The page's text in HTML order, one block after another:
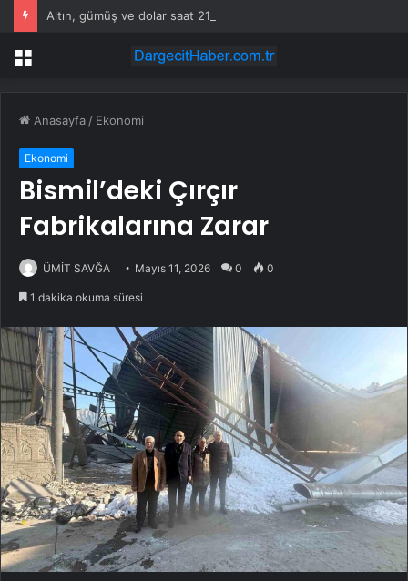
Altın, gümüş ve dolar saat 21.00’i bekliyor
Menü
Anasayfa / Ekonomi
Ekonomi
Bismil’deki Çırçır
Fabrikalarına Zarar
ÜMİT SAVĞA Mayıs 11, 2026 0 0
1 dakika okuma süresi